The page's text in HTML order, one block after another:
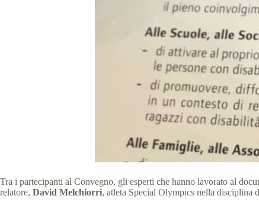
Tra i partecipanti al Convegno, gli esperti che hanno lavorato al
relatore, David Melchiorri, atleta Special Olympics nella